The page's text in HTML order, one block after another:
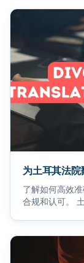
为土耳其法院
了解如何高效
合规和认可。